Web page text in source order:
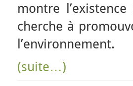
montre
cherche à
l’environnement.
(suite…)